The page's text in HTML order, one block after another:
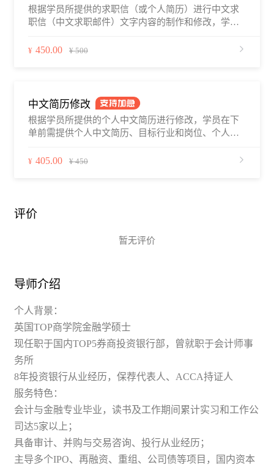
根据学员所提供的求职信（或个人简历）进行中文求
职信（中文求职邮件）文字内容的制作和修改，学员
工作经验年限，应聘相关岗位的职位描述（选填），
邮件、微信、电话等与导师建立联系，并在修改前与
导师沟通好所希望达到的预期，导师首次提供求职信
修改初始版本的10日内，学员可就同一封求职信未完
善的部分与导师沟通进行继续完善。
¥ 450.00 ¥ 500
中文简历修改
根据学员所提供的个人中文简历进行修改，学员在下
单前需提供个人中文简历、目标行业和岗位、个人的
以及关于简历修改的疑问和修改预期等。中文简历修
师沟通好所希望达到的预期，简历修改为非标准化服
次沟通时与导师确认好服务流程细节，导师首次提供
¥ 405.00 ¥ 450
评价
暂无评价
导师介绍
个人背景：
英国TOP商学院金融学硕士
现任职于国内TOP5券商投资银行部，曾就职于会计师事
务所
8年投资银行从业经历，保荐代表人、ACCA持证人
服务特色：
会计与金融专业毕业，读书及工作期间累计实习和工作公
司达5家以上；
具备审计、并购与交易咨询、投行从业经历；
主导多个IPO、再融资、重组、公司债等项目，国内资本